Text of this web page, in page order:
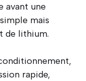
avant une
mais
de lithium.
rapide,